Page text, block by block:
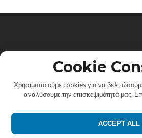
Πανεπιστήμιο Αιγαίου. Κτίριο
Γοργύρας, Τ.Κ. 83200,
Εmail: info@elearn-
Cookie
Χρησιμοποιούμε cookies για να
αναλύσουμε την επισκεψιμότητά μας.
ACCEPT ALL